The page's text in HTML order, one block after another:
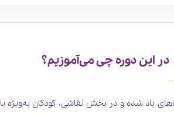
در این دوره چی می‌آموزیم؟
یاد شده و در بخش نقاشی، کودکان به‌ویژه با